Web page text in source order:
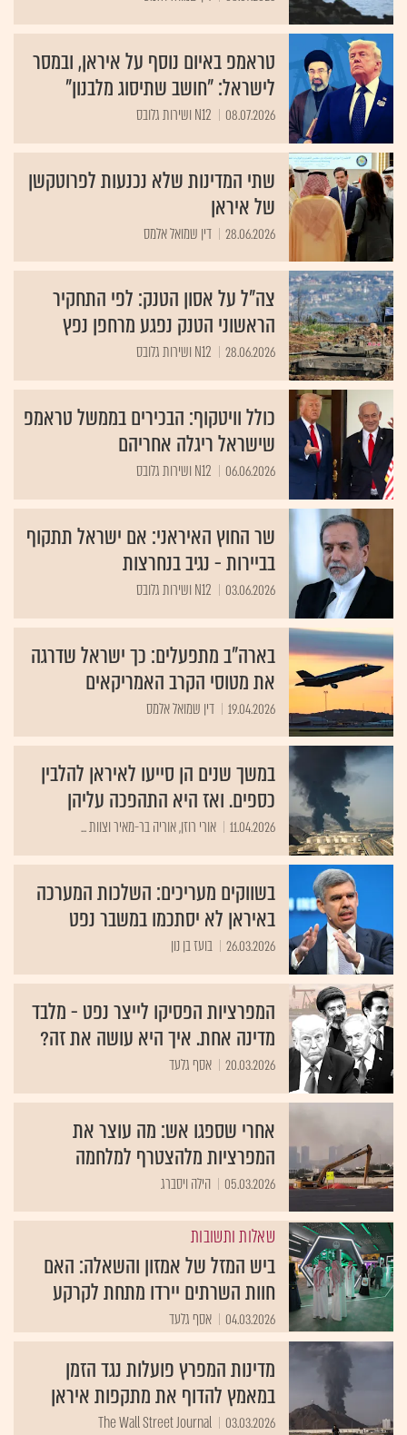
טראמפ באיום נוסף על איראן, ובמסר
לישראל: "חושב שתיסוג מלבנון"
08.07.2026 N12 ושירות גלובס
שתי המדינות שלא נכנעות לפרוטקשן
של איראן
28.06.2026 דין שמואל אלמס
צה"ל על אסון הטנק: לפי התחקיר
הראשוני הטנק נפגע מרחפן נפץ
28.06.2026 N12 ושירות גלובס
כולל וויטקוף: הבכירים בממשל טראמפ
שישראל ריגלה אחריהם
06.06.2026 N12 ושירות גלובס
שר החוץ האיראני: אם ישראל תתקוף
בביירות - נגיב בנחרצות
03.06.2026 N12 ושירות גלובס
בארה"ב מתפעלים: כך ישראל שדרגה
את מטוסי הקרב האמריקאים
19.04.2026 דין שמואל אלמס
במשך שנים הן סייעו לאיראן להלבין
כספים. ואז היא התהפכה עליהן
11.04.2026 אורי רוזן, אוריה בר-מאיר וצוות ...
בשווקים מעריכים: השלכות המערכה
באיראן לא יסתכמו במשבר נפט
26.03.2026 בועז בן נון
המפרציות הפסיקו לייצר נפט - מלבד
מדינה אחת. איך היא עושה את זה?
20.03.2026 אסף גלעד
אחרי שספגו אש: מה עוצר את
המפרציות מלהצטרף למלחמה
05.03.2026 הילה ויסברג
שאלות ותשובות
ביש המזל של אמזון והשאלה: האם
חוות השרתים יירדו מתחת לקרקע
04.03.2026 אסף גלעד
מדינות המפרץ פועלות נגד הזמן
במאמץ להדוף את מתקפות איראן
03.03.2026
The Wall Street Journal